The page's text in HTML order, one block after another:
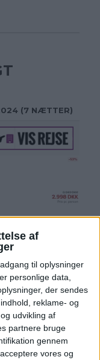
af
til oplysninger
personlige data,
der sendes
reklame- og
udvikling af
partnere bruge
gennem
vores og
(7 NÆTTER)